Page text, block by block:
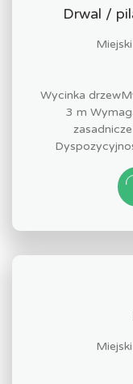
Drwal /
Wycinka
3 m